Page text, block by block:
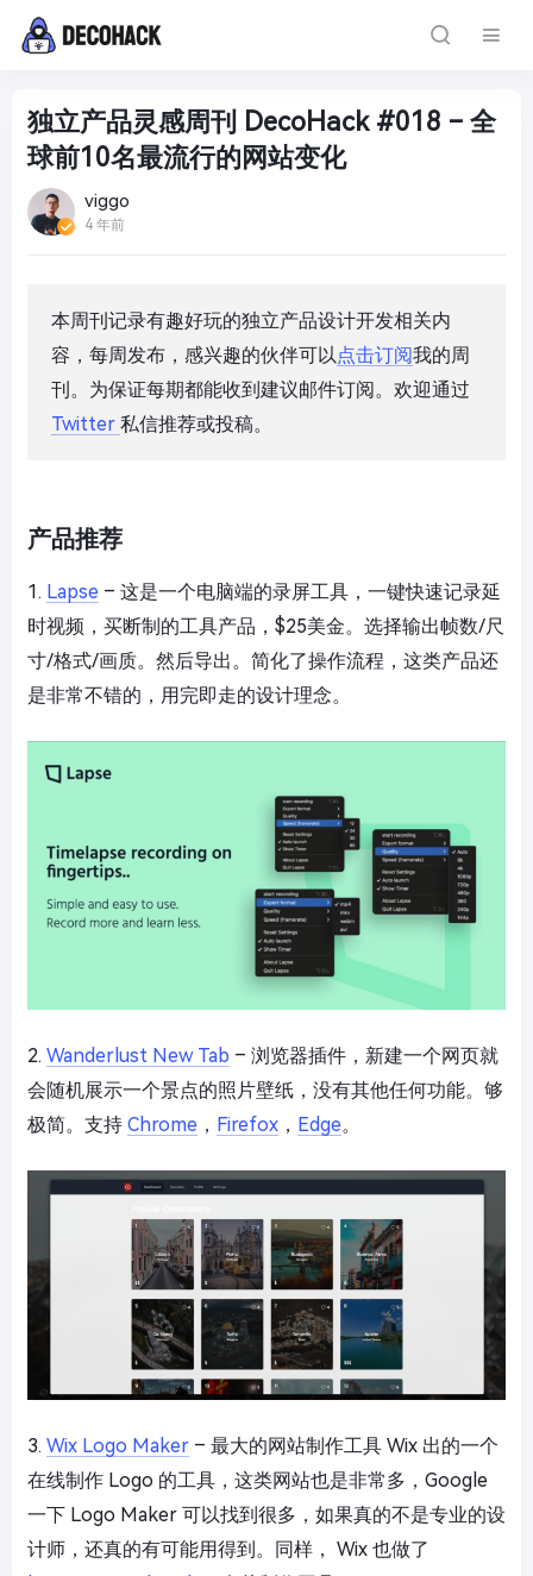
独立产品灵感周刊 DecoHack #018 – 全
球前10名最流行的网站变化
viggo
4 年前
本周刊记录有趣好玩的独立产品设计开发相关内
容，每周发布，感兴趣的伙伴可以点击订阅我的周
刊。为保证每期都能收到建议邮件订阅。 欢迎通过
Twitter 私信推荐或投稿。
产品推荐
1. Lapse – 这是一个电脑端的录屏工具，一键快速记录延
时视频，买断制的工具产品，$25美金。选择输出帧数/尺
寸/格式/画质。然后导出。简化了操作流程，这类产品还
是非常不错的，用完即走的设计理念。
2. Wanderlust New Tab – 浏览器插件，新建一个网页就
会随机展示一个景点的照片壁纸，没有其他任何功能。够
极简。支持 Chrome ， Firefox ， Edge。
3. Wix Logo Maker – 最大的网站制作工具 Wix 出的一个
在线制作 Logo 的工具，这类网站也是非常多，Google
一下 Logo Maker 可以找到很多，如果真的不是专业的设
计师，还真的有可能用得到。同样， Wix 也做了